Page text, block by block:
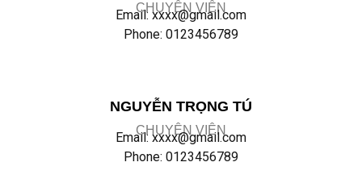
CHUYÊN VIÊN
Email: xxxx@gmail.com
Phone: 0123456789
NGUYỄN TRỌNG TÚ
CHUYÊN VIÊN
Email: xxxx@gmail.com
Phone: 0123456789